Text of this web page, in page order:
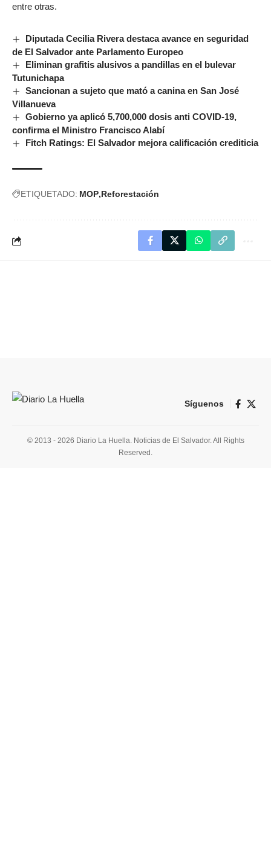
entre otras.
Diputada Cecilia Rivera destaca avance en seguridad
de El Salvador ante Parlamento Europeo
Eliminan grafitis alusivos a pandillas en el bulevar
Tutunichapa
Sancionan a sujeto que mató a canina en San José
Villanueva
Gobierno ya aplicó 5,700,000 dosis anti COVID-19,
confirma el Ministro Francisco Alabí
Fitch Ratings: El Salvador mejora calificación crediticia
ETIQUETADO: MOP Reforestación
Síguenos
© 2013 - 2026 Diario La Huella. Noticias de El Salvador. All Rights
Reserved.